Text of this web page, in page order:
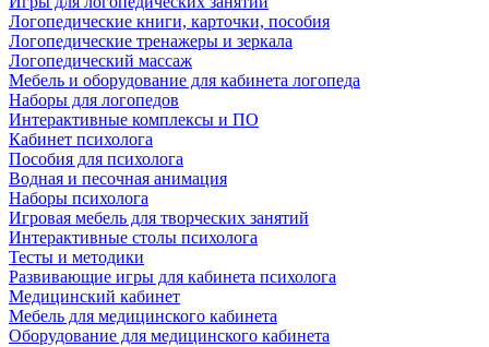
Логопедические книги, карточки, пособия
Логопедические тренажеры и зеркала
Логопедический массаж
Мебель и оборудование для кабинета логопеда
Наборы для логопедов
Интерактивные комплексы и ПО
Кабинет психолога
Пособия для психолога
Водная и песочная анимация
Наборы психолога
Игровая мебель для творческих занятий
Интерактивные столы психолога
Тесты и методики
Развивающие игры для кабинета психолога
Медицинский кабинет
Мебель для медицинского кабинета
Оборудование для медицинского кабинета